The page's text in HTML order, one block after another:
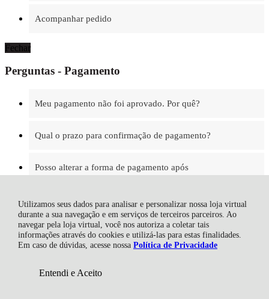
Utilizamos seus dados para analisar e personalizar nossa loja virtual
durante a sua navegação e em serviços de terceiros parceiros. Ao
navegar pela loja virtual, você nos autoriza a coletar tais
informações através do cookies e utilizá-las para estas finalidades.
Em caso de dúvidas, acesse nossa Política de Privacidade
Entendi e Aceito
Acompanhar pedido
Fechar
Perguntas - Pagamento
Meu pagamento não foi aprovado. Por quê?
Qual o prazo para confirmação de pagamento?
Posso alterar a forma de pagamento após
Fechar
Perguntas - Troca e Devolução
posso fazer a troca/devolução?